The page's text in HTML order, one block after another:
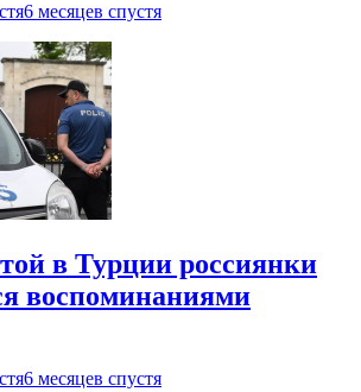
6 месяцев спустя
в Турции россиянки
воспоминаниями
6 месяцев спустя